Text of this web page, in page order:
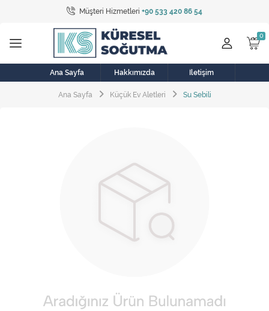
Müşteri Hizmetleri +90 533 420 86 54
Tüm Kategoriler
Bulaşık Makinesi
Buzdolabı
Çamaşır Kurutma Makinesi
Elektrikli Aksamlar
Elektrikli Süpürge
Fan
Klima
Ana Sayfa Hakkımızda İletişim
Ana Sayfa Küçük Ev Aletleri Su Sebili